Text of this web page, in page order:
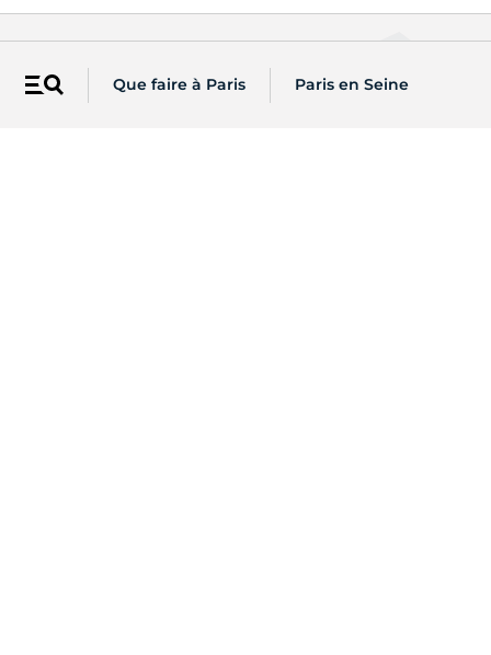
Menu Que faire à Paris Paris en Seine
Vous êtes...
Accédez à des actualités et